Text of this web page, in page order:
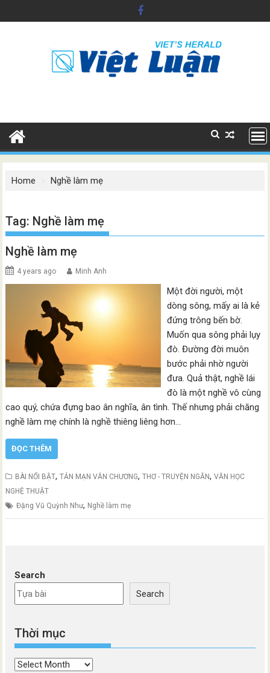
to
Home Nghề làm mẹ
Tag: Nghề làm mẹ
Nghề làm mẹ
4 years ago Minh Anh
Một đời người, một
dòng sông, mấy ai là kẻ
đứng trông bến bờ.
Muốn qua sông phải lụy
đò. Đường đời muôn
bước phải nhờ người
đưa. Quả thật, nghề lái
đò là một nghề vô cùng
cao quý, chứa đựng bao ân nghĩa, ân tình. Thế nhưng phải chăng
nghề làm mẹ chính là nghề thiêng liêng hơn…
ĐỌC THÊM
BÀI NỔI BẬT,TẢN MẠN VĂN CHƯƠNG,THƠ - TRUYỆN NGẮN,VĂN HỌC
NGHỆ THUẬT
Đặng Vũ Quỳnh Như, Nghề làm mẹ
Search
Search
Thời mục
Thời